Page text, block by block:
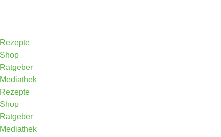
Rezepte
Shop
Ratgeber
Mediathek
Rezepte
Shop
Ratgeber
Mediathek